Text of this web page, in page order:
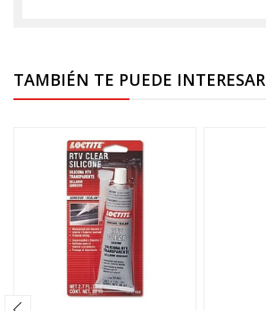
TAMBIÉN TE PUEDE INTERESAR